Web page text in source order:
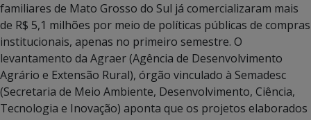
familiares de Mato Grosso do Sul já comercializaram mais
de R$ 5,1 milhões por meio de políticas públicas de compras
institucionais, apenas no primeiro semestre. O
levantamento da Agraer (Agência de Desenvolvimento
Agrário e Extensão Rural), órgão vinculado à Semadesc
(Secretaria de Meio Ambiente, Desenvolvimento, Ciência,
Tecnologia e Inovação) aponta que os projetos elaborados